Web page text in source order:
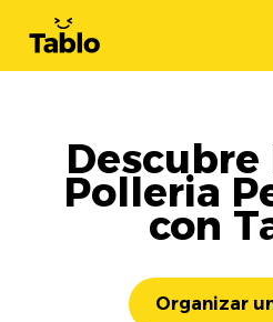
Descubre
Polleria
con
Organizar